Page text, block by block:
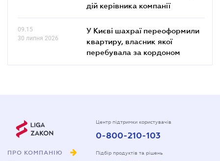
дій керівника компанії
09.15
30 липня 2026
У Києві шахраї переоформили
квартиру, власник якої
перебувала за кордоном
ПРО КОМПАНІЮ
Центр підтримки користувачів
0-800-210-103
Підбір продуктів та рішень